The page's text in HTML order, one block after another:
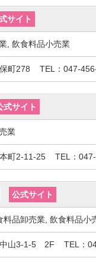
サイト
, 飲食料品小売業
保町278 TEL：047-
式サイト
業
町2-11-25 TEL：
公式サイト
料品卸売業, 飲食料品小
中山3-1-5 2F TEL：